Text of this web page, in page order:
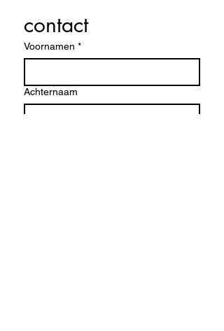
contact
Voornamen *
Achternaam